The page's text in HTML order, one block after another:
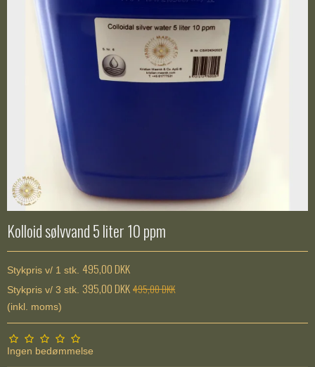
Kolloid sølvvand 5 liter 10 ppm
Stykpris v/ 1 stk. 495,00 DKK
Stykpris v/ 3 stk. 395,00 DKK495,00 DKK
(inkl. moms)
Ingen bedømmelse